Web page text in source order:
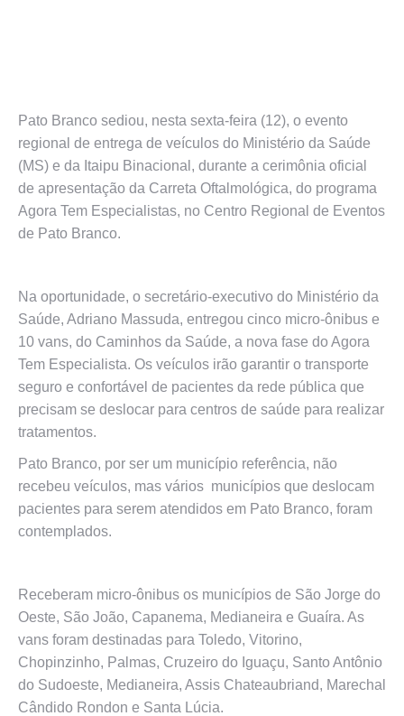
Pato Branco sediou, nesta sexta-feira (12), o evento
regional de entrega de veículos do Ministério da Saúde
(MS) e da Itaipu Binacional, durante a cerimônia oficial
de apresentação da Carreta Oftalmológica, do programa
Agora Tem Especialistas, no Centro Regional de Eventos
de Pato Branco.
Na oportunidade, o secretário-executivo do Ministério da
Saúde, Adriano Massuda, entregou cinco micro-ônibus e
10 vans, do Caminhos da Saúde, a nova fase do Agora
Tem Especialista. Os veículos irão garantir o transporte
seguro e confortável de pacientes da rede pública que
precisam se deslocar para centros de saúde para realizar
tratamentos.
Pato Branco, por ser um município referência, não
recebeu veículos, mas vários municípios que deslocam
pacientes para serem atendidos em Pato Branco, foram
contemplados.
Receberam micro-ônibus os municípios de São Jorge do
Oeste, São João, Capanema, Medianeira e Guaíra. As
vans foram destinadas para Toledo, Vitorino,
Chopinzinho, Palmas, Cruzeiro do Iguaçu, Santo Antônio
do Sudoeste, Medianeira, Assis Chateaubriand, Marechal
Cândido Rondon e Santa Lúcia.